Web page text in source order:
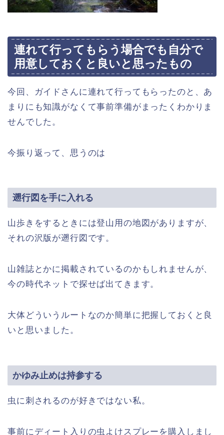
連れて行ってもらう場合でも自分で
用意しておくと良いと思ったもの
今回、ガイドさんに連れて行ってもらったのと、あ
まりにも知識がなくて事前準備がまったくわかりま
せんでした。
今振り返って、思うのは
遡行図を手に入れる
山歩きをするときには登山用の地図がありますが、
それの沢版が遡行図です。
山雑誌とかに掲載されているのかもしれませんが、
今の時代ネットで探せば出てきます。
大体どういうルートなのか簡単に把握しておくと良
いと思いました。
かゆみ止めは持参する
虫に刺されるのが好きではない私。
事前にディート入りの虫よけスプレーを購入しまし